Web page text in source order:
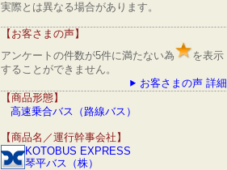
実際とは異なる場合があります。
【お客さまの声】
アンケートの件数が5件に満たない為
を表示
することができません。
お客さまの声 詳細
【商品形態】
高速乗合バス（路線バス）
【商品名／運行幹事会社】
KOTOBUS EXPRESS
琴平バス（株）